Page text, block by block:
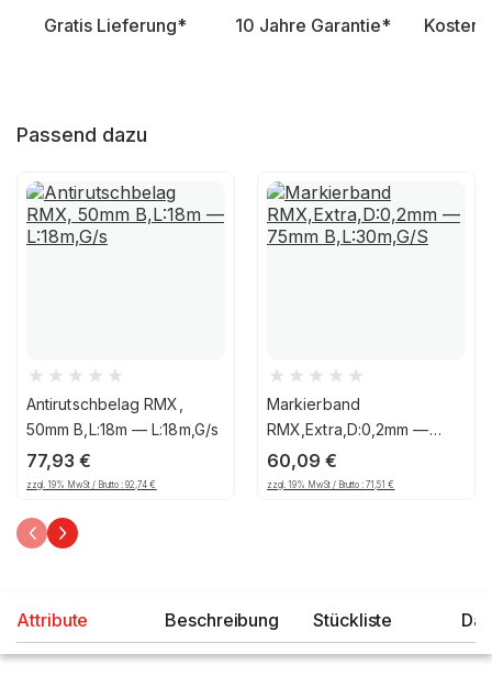
Gratis Lieferung* 10 Jahre Garantie*
Passend dazu
Antirutschbelag RMX,
50mm B,L:18m — L:18m,G/s
77,93€
zzgl. 19% MwSt / Brutto :92,74€
Markierband
RMX,Extra,D:0,2mm —
75mm B,L:30m,G/S
60,09€
zzgl. 19% MwSt / Brutto :71,51€
Attribute Beschreibung Stückliste